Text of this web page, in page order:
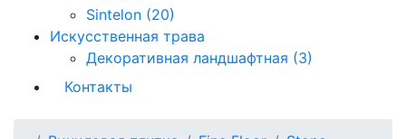
Sintelon (20)
Искусственная трава
Декоративная ландшафтная (3)
Контакты